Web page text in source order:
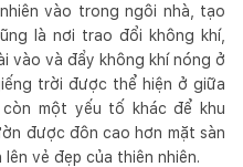
vào trong ngôi nhà, tạo
là nơi trao đổi không khí,
vào và đẩy không khí nóng ở
trời được thể hiện ở giữa
một yếu tố khác để khu
được đôn cao hơn mặt sàn
vẻ đẹp của thiên nhiên.